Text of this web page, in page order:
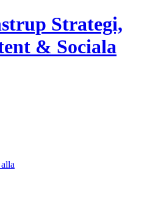
Strategi,
& Sociala